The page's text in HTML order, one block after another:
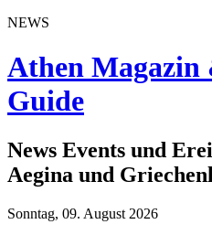
NEWS
Athen Magazin
Guide
News Events und
Aegina und
Sonntag, 09. August 2026